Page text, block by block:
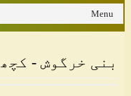
بنی خرگوش -